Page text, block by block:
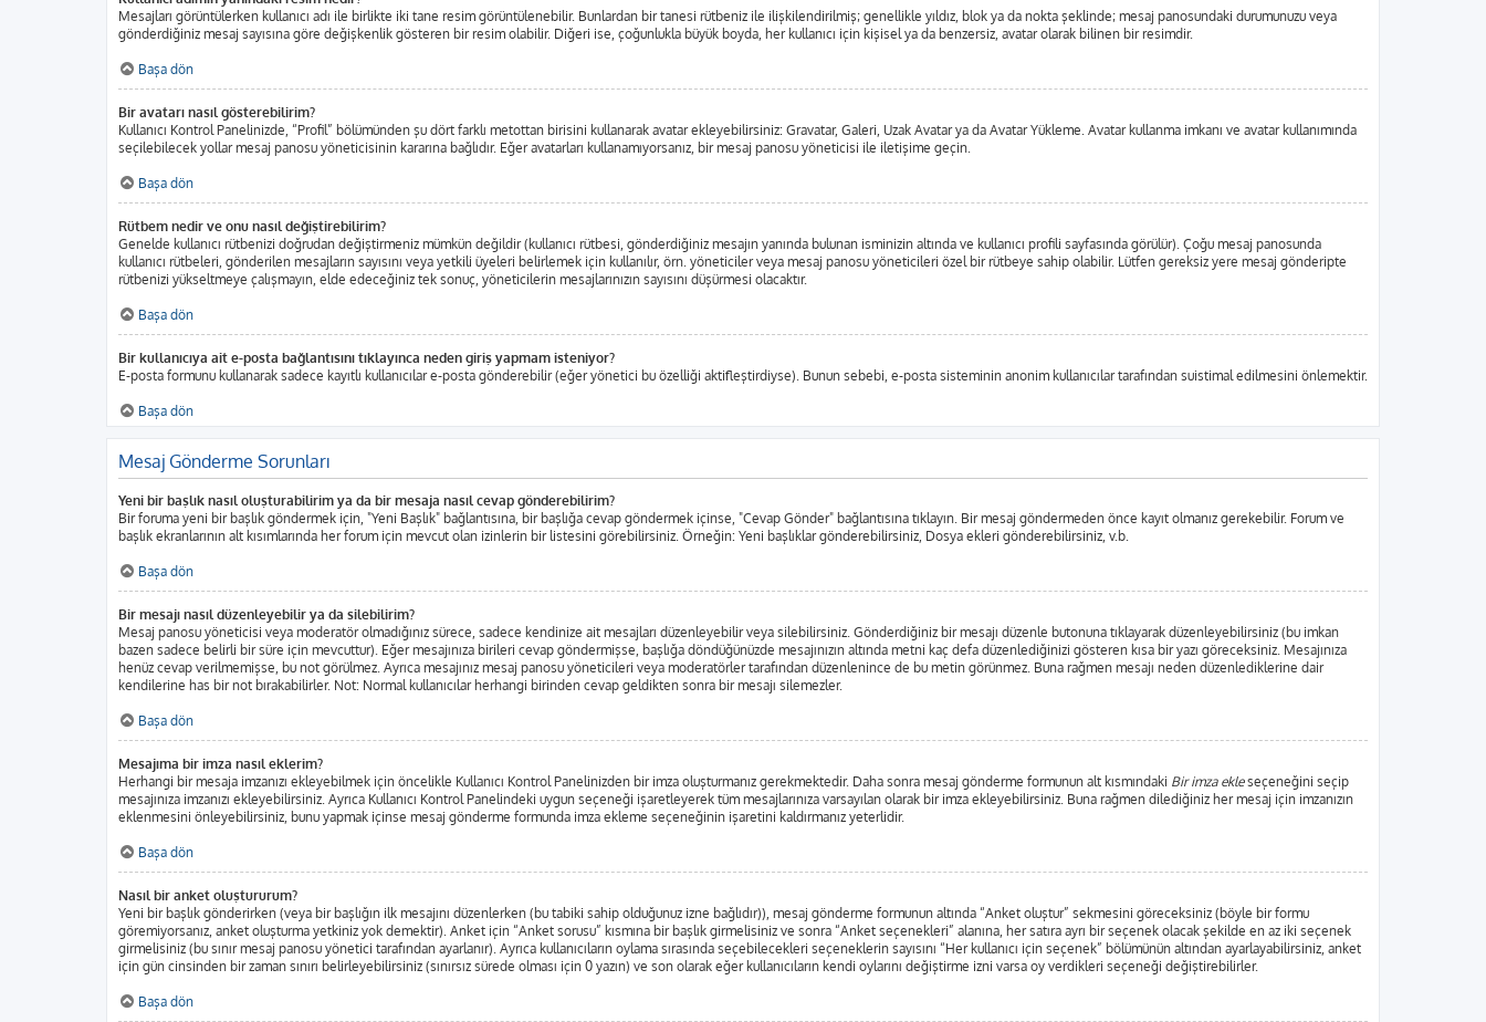
Mesajları görüntülerken kullanıcı adı ile birlikte iki tane resim görüntülenebilir. Bunlardan bir tanesi rütbeniz ile ilişkilendirilmiş; genellikle yıldız, blok ya da nokta şeklinde; mesaj panosundaki durumunuzu veya
gönderdiğiniz mesaj sayısına göre değişkenlik gösteren bir resim olabilir. Diğeri ise, çoğunlukla büyük boyda, her kullanıcı için kişisel ya da benzersiz, avatar olarak bilinen bir resimdir.
Başa dön
Bir avatarı nasıl gösterebilirim?
Kullanıcı Kontrol Panelinizde, “Profil” bölümünden şu dört farklı metottan birisini kullanarak avatar ekleyebilirsiniz: Gravatar, Galeri, Uzak Avatar ya da Avatar Yükleme. Avatar kullanma imkanı ve avatar kullanımında
seçilebilecek yollar mesaj panosu yöneticisinin kararına bağlıdır. Eğer avatarları kullanamıyorsanız, bir mesaj panosu yöneticisi ile iletişime geçin.
Başa dön
Rütbem nedir ve onu nasıl değiştirebilirim?
Genelde kullanıcı rütbenizi doğrudan değiştirmeniz mümkün değildir (kullanıcı rütbesi, gönderdiğiniz mesajın yanında bulunan isminizin altında ve kullanıcı profili sayfasında görülür). Çoğu mesaj panosunda
kullanıcı rütbeleri, gönderilen mesajların sayısını veya yetkili üyeleri belirlemek için kullanılır, örn. yöneticiler veya mesaj panosu yöneticileri özel bir rütbeye sahip olabilir. Lütfen gereksiz yere mesaj gönderipte
rütbenizi yükseltmeye çalışmayın, elde edeceğiniz tek sonuç, yöneticilerin mesajlarınızın sayısını düşürmesi olacaktır.
Başa dön
Bir kullanıcıya ait e-posta bağlantısını tıklayınca neden giriş yapmam isteniyor?
E-posta formunu kullanarak sadece kayıtlı kullanıcılar e-posta gönderebilir (eğer yönetici bu özelliği aktifleştirdiyse). Bunun sebebi, e-posta sisteminin anonim kullanıcılar tarafından suistimal edilmesini önlemektir.
Başa dön
Mesaj Gönderme Sorunları
Yeni bir başlık nasıl oluşturabilirim ya da bir mesaja nasıl cevap gönderebilirim?
Bir foruma yeni bir başlık göndermek için, "Yeni Başlık" bağlantısına, bir başlığa cevap göndermek içinse, "Cevap Gönder" bağlantısına tıklayın. Bir mesaj göndermeden önce kayıt olmanız gerekebilir. Forum ve
başlık ekranlarının alt kısımlarında her forum için mevcut olan izinlerin bir listesini görebilirsiniz. Örneğin: Yeni başlıklar gönderebilirsiniz, Dosya ekleri gönderebilirsiniz, v.b.
Başa dön
Bir mesajı nasıl düzenleyebilir ya da silebilirim?
Mesaj panosu yöneticisi veya moderatör olmadığınız sürece, sadece kendinize ait mesajları düzenleyebilir veya silebilirsiniz. Gönderdiğiniz bir mesajı düzenle butonuna tıklayarak düzenleyebilirsiniz (bu imkan
bazen sadece belirli bir süre için mevcuttur). Eğer mesajınıza birileri cevap göndermişse, başlığa döndüğünüzde mesajınızın altında metni kaç defa düzenlediğinizi gösteren kısa bir yazı göreceksiniz. Mesajınıza
henüz cevap verilmemişse, bu not görülmez. Ayrıca mesajınız mesaj panosu yöneticileri veya moderatörler tarafından düzenlenince de bu metin görünmez. Buna rağmen mesajı neden düzenlediklerine dair
kendilerine has bir not bırakabilirler. Not: Normal kullanıcılar herhangi birinden cevap geldikten sonra bir mesajı silemezler.
Başa dön
Mesajıma bir imza nasıl eklerim?
Herhangi bir mesaja imzanızı ekleyebilmek için öncelikle Kullanıcı Kontrol Panelinizden bir imza oluşturmanız gerekmektedir. Daha sonra mesaj gönderme formunun alt kısmındaki Bir imza ekleseçeneğini seçip
mesajınıza imzanızı ekleyebilirsiniz. Ayrıca Kullanıcı Kontrol Panelindeki uygun seçeneği işaretleyerek tüm mesajlarınıza varsayılan olarak bir imza ekleyebilirsiniz. Buna rağmen dilediğiniz her mesaj için imzanızın
eklenmesini önleyebilirsiniz, bunu yapmak içinse mesaj gönderme formunda imza ekleme seçeneğinin işaretini kaldırmanız yeterlidir.
Başa dön
Nasıl bir anket oluştururum?
Yeni bir başlık gönderirken (veya bir başlığın ilk mesajını düzenlerken (bu tabiki sahip olduğunuz izne bağlıdır)), mesaj gönderme formunun altında “Anket oluştur” sekmesini göreceksiniz (böyle bir formu
göremiyorsanız, anket oluşturma yetkiniz yok demektir). Anket için “Anket sorusu” kısmına bir başlık girmelisiniz ve sonra “Anket seçenekleri” alanına, her satıra ayrı bir seçenek olacak şekilde en az iki seçenek
girmelisiniz (bu sınır mesaj panosu yönetici tarafından ayarlanır). Ayrıca kullanıcıların oylama sırasında seçebilecekleri seçeneklerin sayısını “Her kullanıcı için seçenek” bölümünün altından ayarlayabilirsiniz, anket
için gün cinsinden bir zaman sınırı belirleyebilirsiniz (sınırsız sürede olması için 0 yazın) ve son olarak eğer kullanıcıların kendi oylarını değiştirme izni varsa oy verdikleri seçeneği değiştirebilirler.
Başa dön